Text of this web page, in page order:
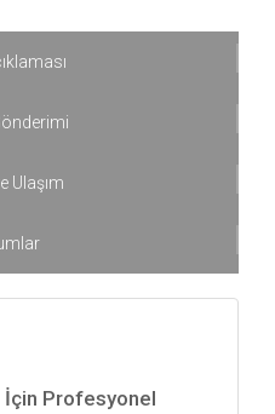
Ulaşım
İçin Profesyonel